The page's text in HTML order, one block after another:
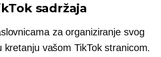
sadržaja
za organiziranje svog
vašom TikTok stranicom.